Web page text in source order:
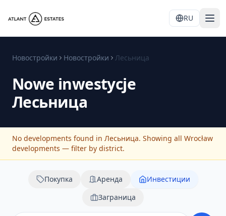
RU
Новостройки Новостройки Лесьница
Nowe inwestycje
Лесьница
No developments found in Лесьница. Showing all Wrocław
developments — filter by district.
Покупка Аренда
Инвестиции
Заграница